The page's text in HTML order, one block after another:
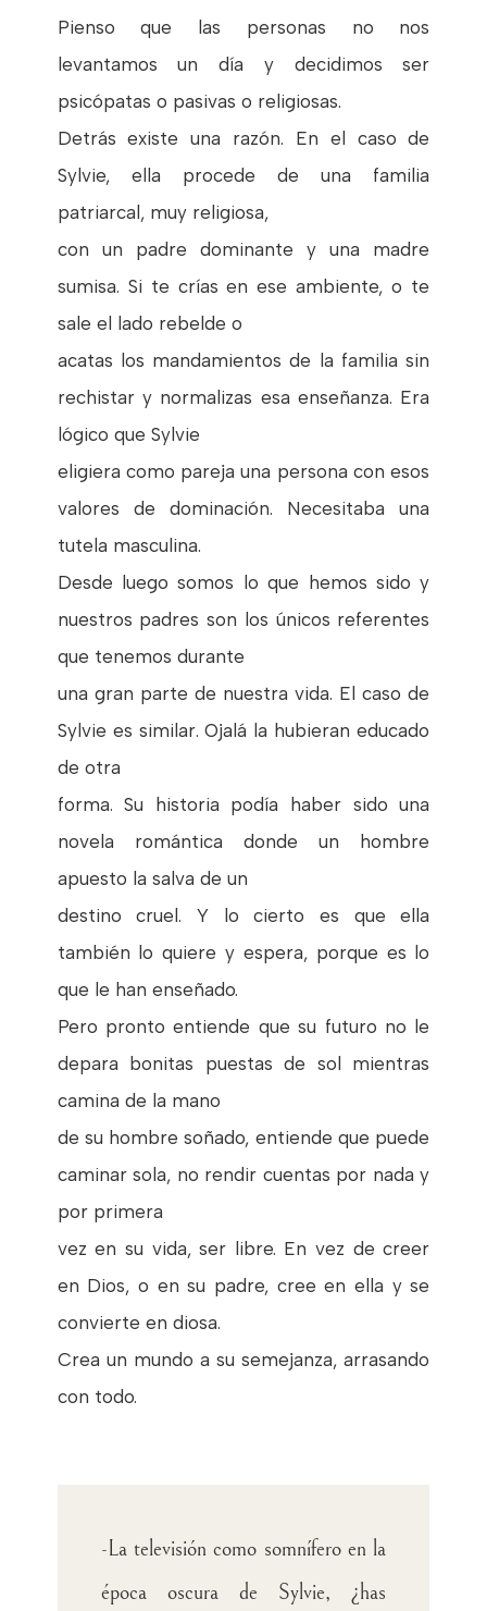
Pienso que las personas no nos
levantamos un día y decidimos ser
psicópatas o pasivas o religiosas.
Detrás existe una razón. En el caso de
Sylvie, ella procede de una familia
patriarcal, muy religiosa,
con un padre dominante y una madre
sumisa. Si te crías en ese ambiente, o te
sale el lado rebelde o
acatas los mandamientos de la familia sin
rechistar y normalizas esa enseñanza. Era
lógico que Sylvie
eligiera como pareja una persona con esos
valores de dominación. Necesitaba una
tutela masculina.
Desde luego somos lo que hemos sido y
nuestros padres son los únicos referentes
que tenemos durante
una gran parte de nuestra vida. El caso de
Sylvie es similar. Ojalá la hubieran educado
de otra
forma. Su historia podía haber sido una
novela romántica donde un hombre
apuesto la salva de un
destino cruel. Y lo cierto es que ella
también lo quiere y espera, porque es lo
que le han enseñado.
Pero pronto entiende que su futuro no le
depara bonitas puestas de sol mientras
camina de la mano
de su hombre soñado, entiende que puede
caminar sola, no rendir cuentas por nada y
por primera
vez en su vida, ser libre. En vez de creer
en Dios, o en su padre, cree en ella y se
convierte en diosa.
Crea un mundo a su semejanza, arrasando
con todo.
-La televisión como somnífero en la
época oscura de Sylvie, ¿has